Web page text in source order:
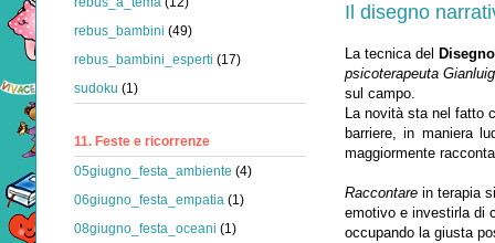
Il disegno
La tecnica del
psicoterapeuta
sul campo.
La novità sta nel fatto
barriere, in maniera
maggiormente
Raccontare in terapia
emotivo e investirla di
occupando la giusta
rebus_bambini (49)
rebus_bambini_esperti (17)
sudoku (1)
11. Feste e ricorrenze
05giugno_festa_ambiente (4)
06giugno_festa_empatia (1)
08giugno_festa_oceani (1)